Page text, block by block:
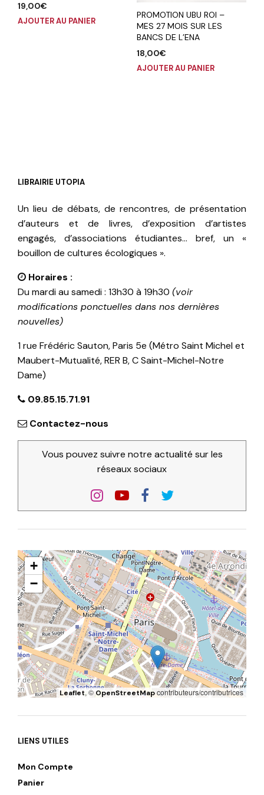
19,00€
AJOUTER AU PANIER
PROMOTION UBU ROI –
MES 27 MOIS SUR LES
BANCS DE L’ENA
18,00€
AJOUTER AU PANIER
LIBRAIRIE UTOPIA
Un lieu de débats, de rencontres, de présentation
d’auteurs et de livres, d’exposition d’artistes
engagés, d’associations étudiantes… bref, un «
bouillon de cultures écologiques ».
Horaires :
Du mardi au samedi : 13h30 à 19h30 (voir
modifications ponctuelles dans nos dernières
nouvelles)
1 rue Frédéric Sauton, Paris 5e (Métro Saint Michel et
Maubert-Mutualité, RER B, C Saint-Michel-Notre
Dame)
09.85.15.71.91
Contactez-nous
Vous pouvez suivre notre actualité sur les
réseaux sociaux
+
−
Leaflet, ©OpenStreetMapcontributeurs/contributrices
LIENS UTILES
Mon Compte
Panier